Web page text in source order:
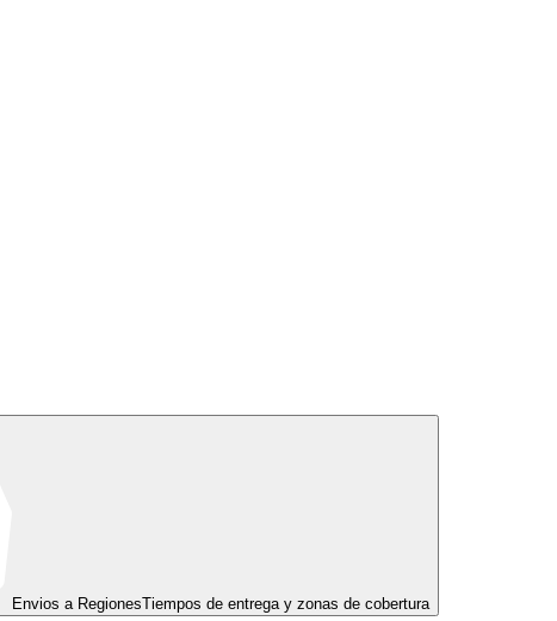
Envios a RegionesTiempos de entrega y zonas de cobertura